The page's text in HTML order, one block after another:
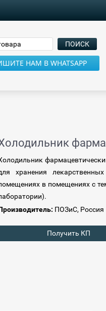
НАМ В WHATSAPP
хранения
в помещениях с
ПОЗиС, Россия
Получить КП